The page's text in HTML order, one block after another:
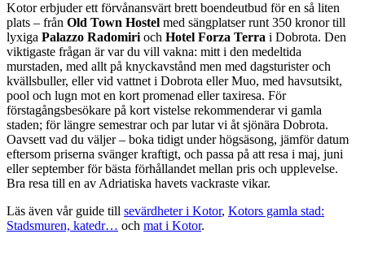
Kotor erbjuder ett förvånansvärt brett boendeutbud för en så liten
plats – från Old Town Hostel med sängplatser runt 350 kronor till
lyxiga Palazzo Radomiri och Hotel Forza Terra i Dobrota. Den
viktigaste frågan är var du vill vakna: mitt i den medeltida
murstaden, med allt på knyckavstånd men med dagsturister och
kvällsbuller, eller vid vattnet i Dobrota eller Muo, med havsutsikt,
pool och lugn mot en kort promenad eller taxiresa. För
förstagångsbesökare på kort vistelse rekommenderar vi gamla
staden; för längre semestrar och par lutar vi åt sjönära Dobrota.
Oavsett vad du väljer – boka tidigt under högsäsong, jämför datum
eftersom priserna svänger kraftigt, och passa på att resa i maj, juni
eller september för bästa förhållandet mellan pris och upplevelse.
Bra resa till en av Adriatiska havets vackraste vikar.
Läs även vår guide till sevärdheter i Kotor, Kotors gamla stad:
Stadsmuren, katedr… och mat i Kotor.